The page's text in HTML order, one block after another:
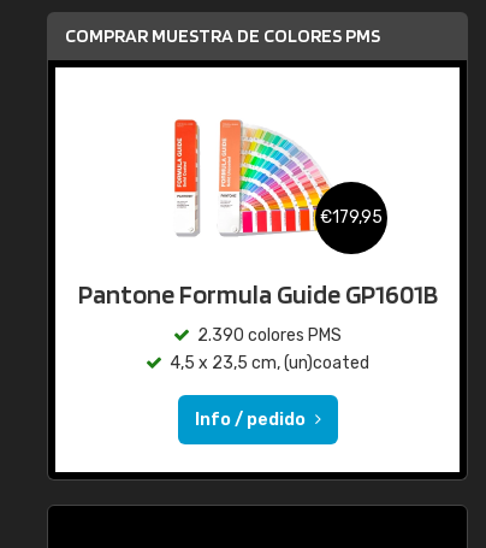
COMPRAR MUESTRA DE COLORES PMS
€179,95
Pantone Formula Guide GP1601B
2.390 colores PMS
4,5 x 23,5 cm, (un)coated
Info / pedido